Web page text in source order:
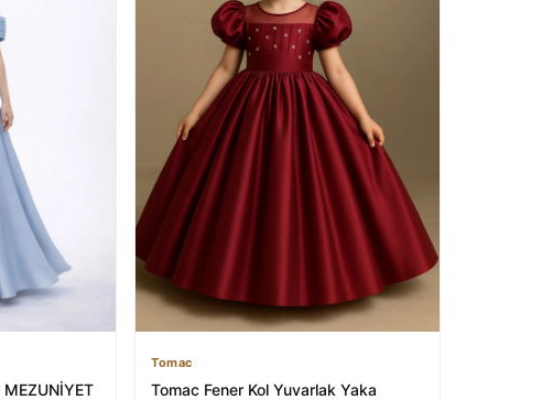
MEZUNİYET
Tomac
Tomac Fener Kol Yuvarlak Yaka